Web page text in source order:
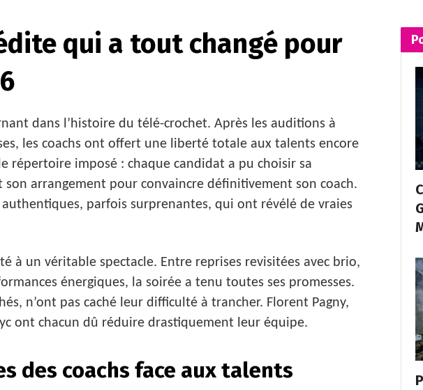
qui a tout changé pour
dans l’histoire du télé-crochet. Après les auditions à
les coachs ont offert une liberté totale aux talents encore
répertoire imposé : chaque candidat a pu choisir sa
son arrangement pour convaincre définitivement son coach.
authentiques, parfois surprenantes, qui ont révélé de vraies
à un véritable spectacle. Entre reprises revisitées avec brio,
énergiques, la soirée a tenu toutes ses promesses.
n’ont pas caché leur difficulté à trancher. Florent Pagny,
ont chacun dû réduire drastiquement leur équipe.
des coachs face aux talents